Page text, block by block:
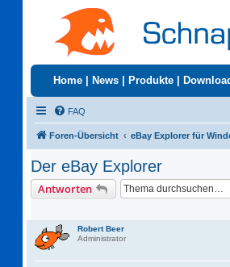
Home News Produkte
FAQ
Foren-Übersicht eBay Explorer für
Der eBay Explorer
Antworten
Robert Beer
Administrator